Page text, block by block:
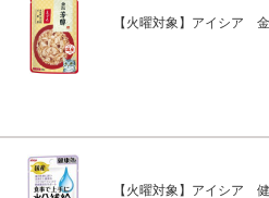
【火曜対象】アイシア
【火曜対象】アイシア